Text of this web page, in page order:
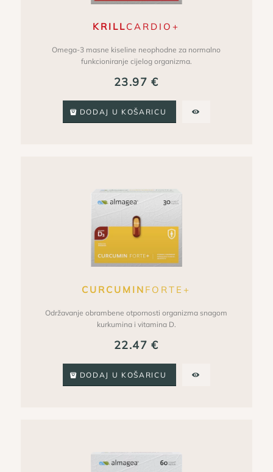
KRILLCARDIO+
Omega-3 masne kiseline neophodne za normalno
funkcioniranje cijelog organizma.
23.97€
DODAJ U KOŠARICU
CURCUMIN FORTE+
Održavanje obrambene otpornosti organizma snagom
kurkumina i vitamina D.
22.47€
DODAJ U KOŠARICU